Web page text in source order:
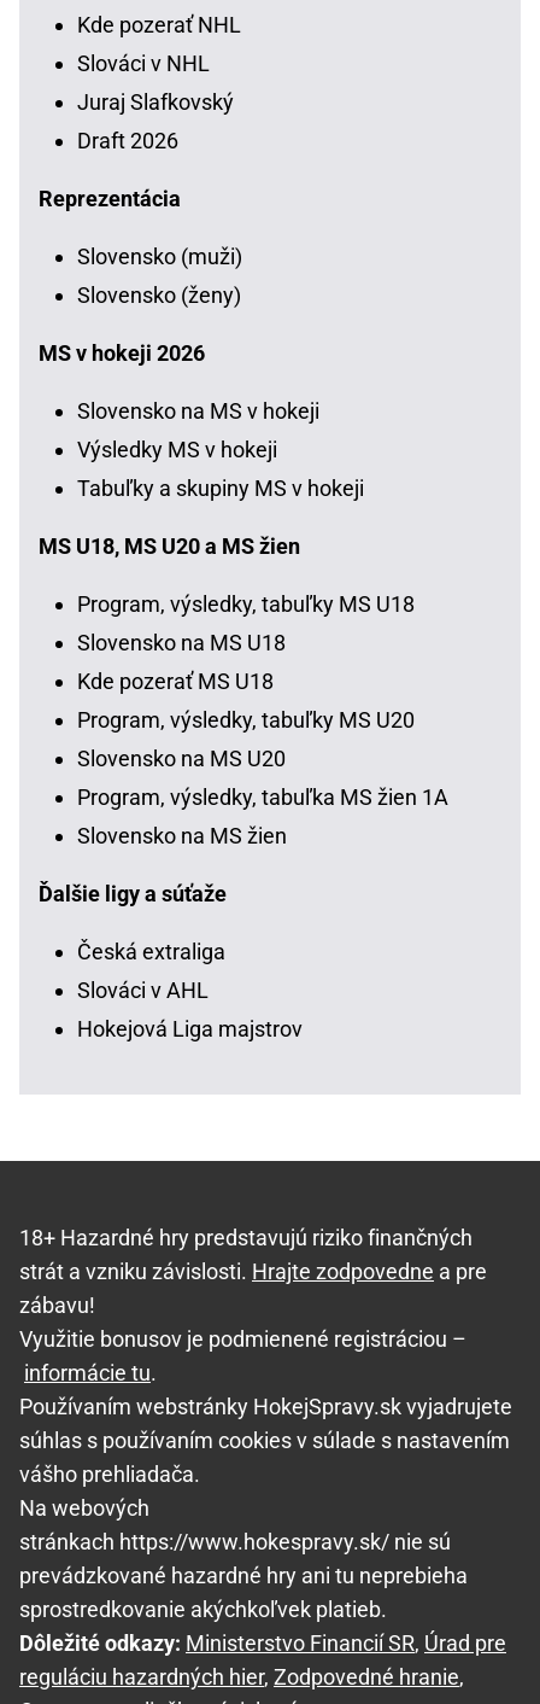
Kde pozerať NHL
Slováci v NHL
Juraj Slafkovský
Draft 2026
Reprezentácia
Slovensko (muži)
Slovensko (ženy)
MS v hokeji 2026
Slovensko na MS v hokeji
Výsledky MS v hokeji
Tabuľky a skupiny MS v hokeji
MS U18, MS U20 a MS žien
Program, výsledky, tabuľky MS U18
Slovensko na MS U18
Kde pozerať MS U18
Program, výsledky, tabuľky MS U20
Slovensko na MS U20
Program, výsledky, tabuľka MS žien 1A
Slovensko na MS žien
Ďalšie ligy a súťaže
Česká extraliga
Slováci v AHL
Hokejová Liga majstrov
18+ Hazardné hry predstavujú riziko finančných
strát a vzniku závislosti. Hrajte zodpovedne a pre
zábavu!
Využitie bonusov je podmienené registráciou –
informácie tu.
Používaním webstránky HokejSpravy.sk vyjadrujete
súhlas s používaním cookies v súlade s nastavením
vášho prehliadača.
Na webových
stránkach https://www.hokespravy.sk/ nie sú
prevádzkované hazardné hry ani tu neprebieha
sprostredkovanie akýchkoľvek platieb.
Dôležité odkazy: Ministerstvo Financií SR, Úrad pre
reguláciu hazardných hier, Zodpovedné hranie,